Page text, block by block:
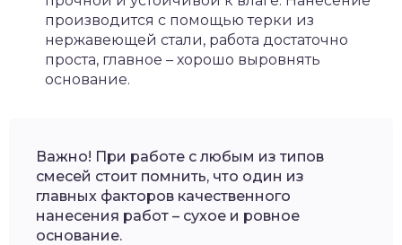
производится с помощью терки из
нержавеющей стали, работа достаточно
проста, главное – хорошо выровнять
основание.
Важно! При работе с любым из типов
смесей стоит помнить, что один из
главных факторов качественного
нанесения работ – сухое и ровное
основание.